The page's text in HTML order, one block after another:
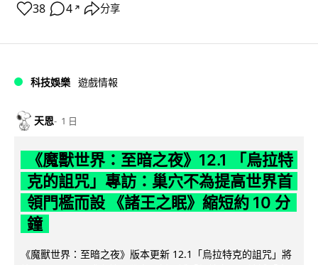
38 4 ↗ 分享
科技娛樂 遊戲情報
天恩 1 日
《魔獸世界：至暗之夜》12.1 「烏拉特
克的詛咒」專訪：巢穴不為提高世界首
領門檻而設 《諸王之眠》縮短約 10 分
鐘
《魔獸世界：至暗之夜》版本更新 12.1「烏拉特克的詛咒」將